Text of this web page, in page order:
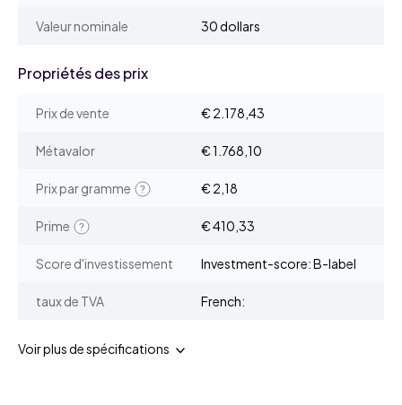
Valeur nominale 30 dollars
Propriétés des prix
Prix de vente € 2.178,43
Métavalor € 1.768,10
Prix par gramme € 2,18
Prime € 410,33
Score d'investissement Investment-score: B-label
taux de TVA French:
Voir plus de spécifications